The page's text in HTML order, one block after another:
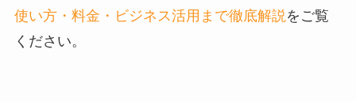
使い方・料金・ビジネス活用まで徹底解説をご覧
ください。